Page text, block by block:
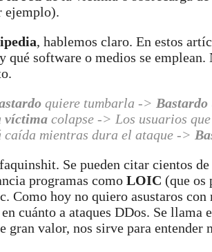
ejemplo).
, hablemos claro. En estos
qué software o medios se
quiere tumbarla -> Bastardo
víctima colapse -> Los usuarios
caída mientras dura el ataque ->
Se pueden citar cientos
programas como LOIC (que os
Como hoy no quiero asustaros
cuánto a ataques DDos. Se llama
gran valor, nos sirve para